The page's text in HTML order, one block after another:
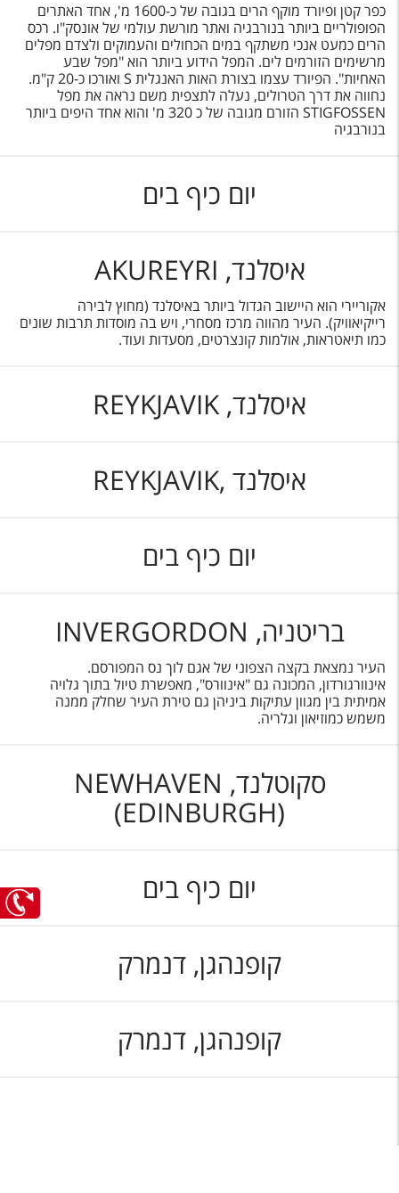
כפר קטן ופיורד מוקף הרים בגובה של כ-1600 מ', אחד האתרים
הפופולריים ביותר בנורבגיה ואתר מורשת עולמי של אונסק"ו. רכס
הרים כמעט אנכי משתקף במים הכחולים והעמוקים ולצדם מפלים
מרשימים הזורמים לים. המפל הידוע ביותר הוא "מפל שבע
האחיות". הפיורד עצמו בצורת האות האנגלית S ואורכו כ-20 ק"מ.
נחווה את דרך הטרולים, נעלה לתצפית משם נראה את מפל
STIGFOSSEN הזורם מגובה של כ 320 מ' והוא אחד היפים ביותר
בנורבגיה
יום כיף בים
איסלנד, AKUREYRI
אקוריירי הוא היישוב הגדול ביותר באיסלנד (מחוץ לבירה
רייקיאוויק). העיר מהווה מרכז מסחרי, ויש בה מוסדות תרבות שונים
כמו תיאטראות, אולמות קונצרטים, מסעדות ועוד.
איסלנד, REYKJAVIK
איסלנד ,REYKJAVIK
יום כיף בים
בריטניה, INVERGORDON
העיר נמצאת בקצה הצפוני של אגם לוך נס המפורסם.
אינוורגורדון, המכונה גם "אינוורס", מאפשרת טיול בתוך גלויה
אמיתית בין מגוון עתיקות ביניהן גם טירת העיר שחלק ממנה
משמש כמוזיאון וגלריה.
סקוטלנד, NEWHAVEN
(EDINBURGH)
יום כיף בים
קופנהגן, דנמרק
קופנהגן, דנמרק